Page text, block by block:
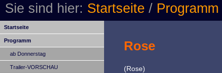
Sie sind hier: Startseite / Programm
Startseite
Programm
ab Donnerstag
Trailer-VORSCHAU
Rose
(Rose)